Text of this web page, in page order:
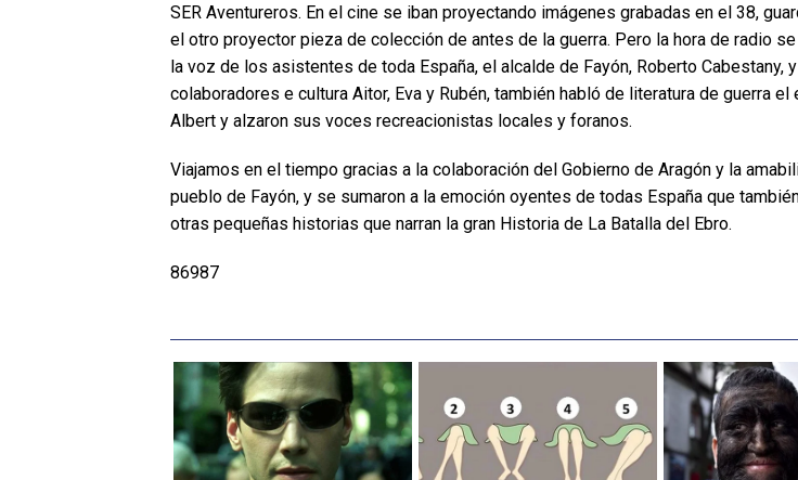
SER Aventureros. En el cine se iban proyectando imágenes grabadas en el 38,
el otro proyector pieza de colección de antes de la guerra. Pero la hora de radio
la voz de los asistentes de toda España, el alcalde de Fayón, Roberto Cabestany,
colaboradores e cultura Aitor, Eva y Rubén, también habló de literatura de guerra el
Albert y alzaron sus voces recreacionistas locales y foranos.
Viajamos en el tiempo gracias a la colaboración del Gobierno de Aragón y la
pueblo de Fayón, y se sumaron a la emoción oyentes de todas España que
otras pequeñas historias que narran la gran Historia de La Batalla del Ebro.
86987